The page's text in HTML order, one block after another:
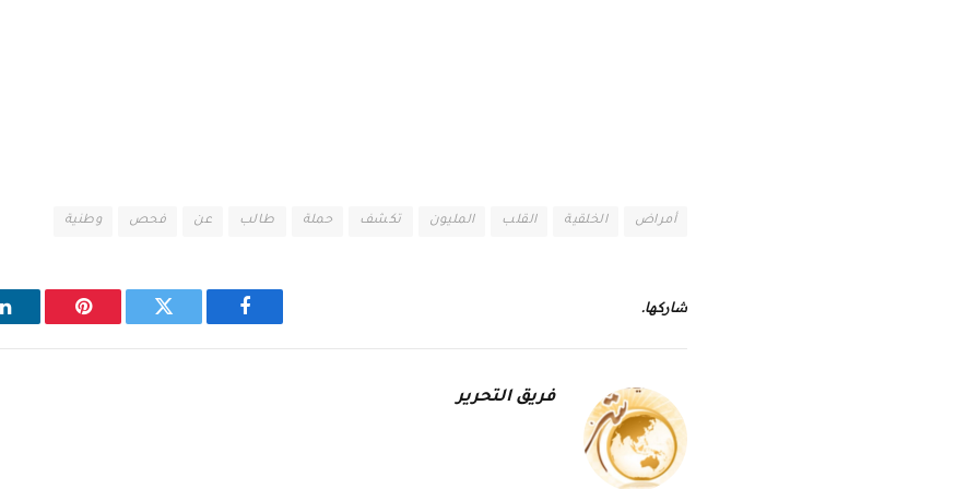
أمراض الخلقية القلب المليون تكشف حملة طالب عن فحص وطنية
شاركها.
فيسبوك تويتر بينتيريست
فريق التحرير